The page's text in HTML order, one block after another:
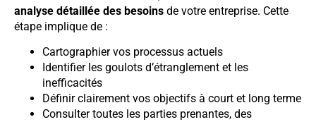
analyse détaillée des besoins de votre entreprise. Cette
étape implique de :
Cartographier vos processus actuels
Identifier les goulots d’étranglement et les
inefficacités
Définir clairement vos objectifs à court et long terme
Consulter toutes les parties prenantes, des